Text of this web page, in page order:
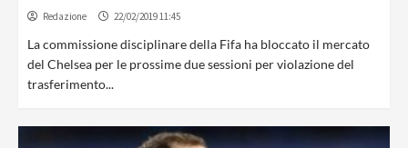
Redazione 22/02/2019 11:45
La commissione disciplinare della Fifa ha bloccato il mercato
del Chelsea per le prossime due sessioni per violazione del
trasferimento...